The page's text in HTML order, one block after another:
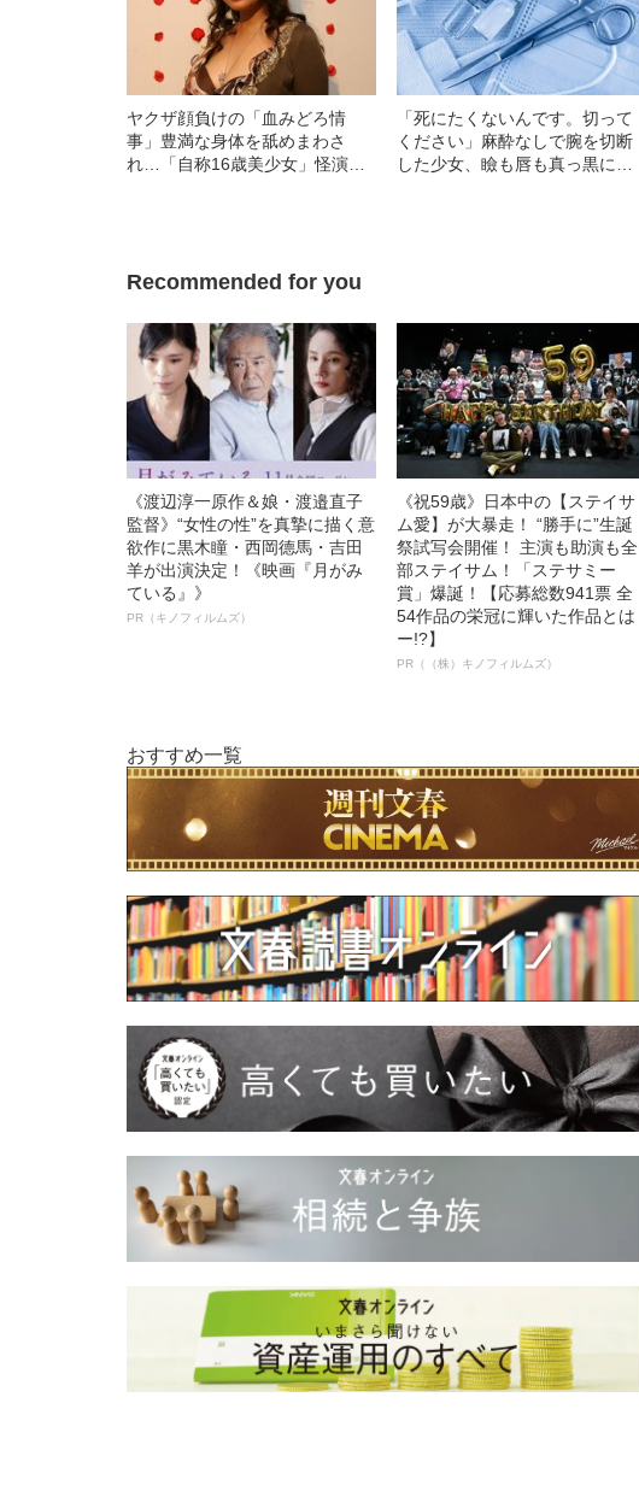
ヤクザ顔負けの「血みどろ情
事」豊満な身体を舐めまわさ
れ…「自称16歳美少女」怪演
「死にたくないんです。切って
ください」麻酔なしで腕を切断
した少女、瞼も唇も真っ黒に腫
Recommended for you
《渡辺淳一原作＆娘・渡邉直子
監督》“女性の性”を真摯に描く意
欲作に黒木瞳・西岡德馬・吉田
羊が出演決定！《映画『月がみ
ている』》
PR（キノフィルムズ）
《祝59歳》日本中の【ステイサ
ム愛】が大暴走！ “勝手に”生誕
祭試写会開催！ 主演も助演も全
部ステイサム！「ステサミー
賞」爆誕！【応募総数941票 全
54作品の栄冠に輝いた作品とは
ー!?】
PR（（株）キノフィルムズ）
おすすめ一覧